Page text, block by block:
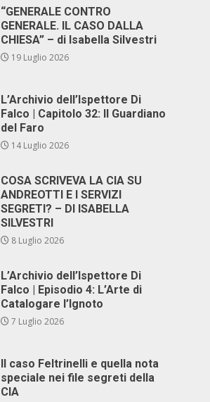
“GENERALE CONTRO
GENERALE. IL CASO DALLA
CHIESA” – di Isabella Silvestri
19 Luglio 2026
L’Archivio dell’Ispettore Di
Falco | Capitolo 32: Il Guardiano
del Faro
14 Luglio 2026
COSA SCRIVEVA LA CIA SU
ANDREOTTI E I SERVIZI
SEGRETI? – DI ISABELLA
SILVESTRI
8 Luglio 2026
L’Archivio dell’Ispettore Di
Falco | Episodio 4: L’Arte di
Catalogare l’Ignoto
7 Luglio 2026
Il caso Feltrinelli e quella nota
speciale nei file segreti della
CIA